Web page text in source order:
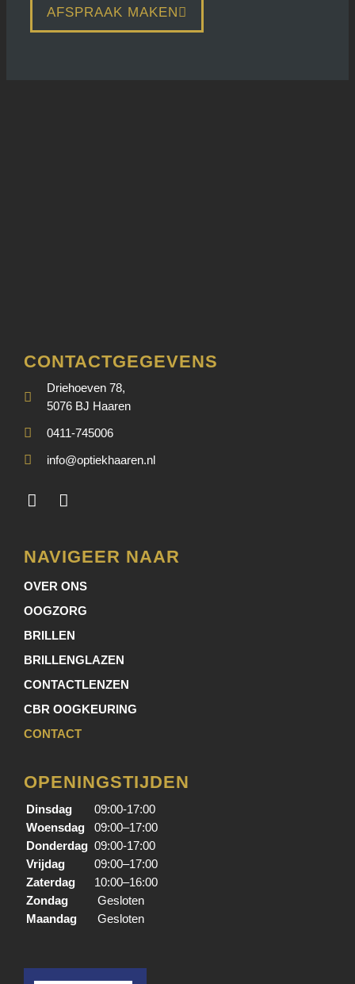
AFSPRAAK MAKEN
CONTACTGEGEVENS
Driehoeven 78,
5076 BJ Haaren
0411-745006
info@optiekhaaren.nl
NAVIGEER NAAR
OVER ONS
OOGZORG
BRILLEN
BRILLENGLAZEN
CONTACTLENZEN
CBR OOGKEURING
CONTACT
OPENINGSTIJDEN
Dinsdag
09:00-17:00
Woensdag
09:00–17:00
Donderdag 09:00-17:00
Vrijdag
09:00–17:00
Zaterdag
10:00–16:00
Zondag
Gesloten
Maandag
Gesloten